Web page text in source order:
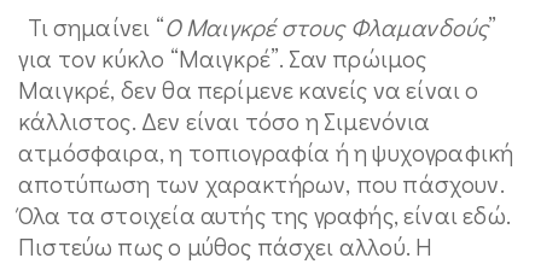
Τι σημαίνει “Ο Μαιγκρέ στους Φλαμανδούς”
για τον κύκλο “Μαιγκρέ”. Σαν πρώιμος
Μαιγκρέ, δεν θα περίμενε κανείς να είναι ο
κάλλιστος. Δεν είναι τόσο η Σιμενόνια
ατμόσφαιρα, η τοπιογραφία ή η ψυχογραφική
αποτύπωση των χαρακτήρων, που πάσχουν.
Όλα τα στοιχεία αυτής της γραφής, είναι εδώ.
Πιστεύω πως ο μύθος πάσχει αλλού. Η